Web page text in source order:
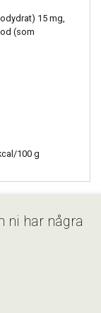
15 mg,
(som
100 g
ni har några